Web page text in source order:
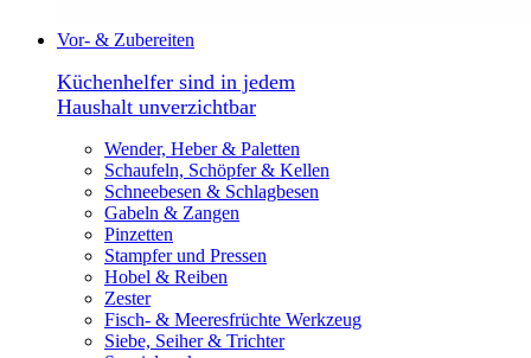
Vor- & Zubereiten
Küchenhelfer sind in jedem
Haushalt unverzichtbar
Wender, Heber & Paletten
Schaufeln, Schöpfer & Kellen
Schneebesen & Schlagbesen
Gabeln & Zangen
Pinzetten
Stampfer und Pressen
Hobel & Reiben
Zester
Fisch- & Meeresfrüchte Werkzeug
Siebe, Seiher & Trichter